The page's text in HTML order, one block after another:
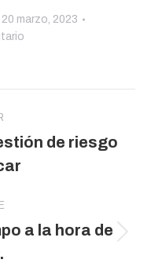
20 marzo, 2023
de riesgo
a la hora de